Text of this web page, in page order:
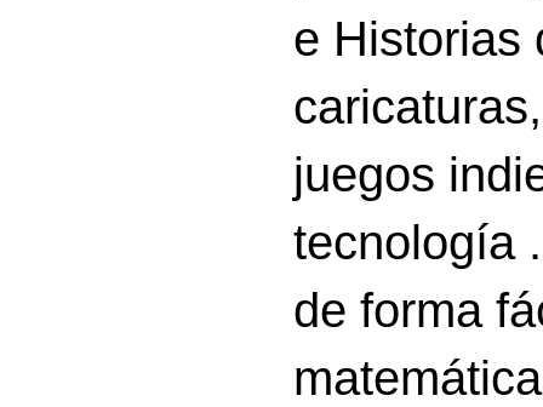
e Historias
juegos
tecnología
de forma